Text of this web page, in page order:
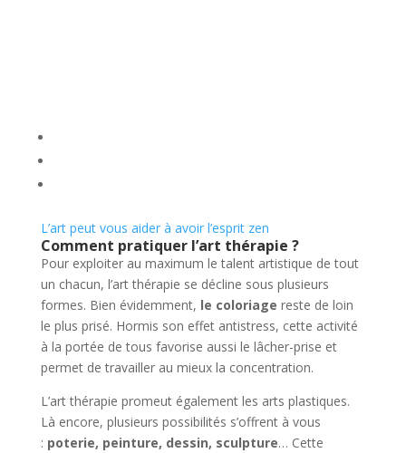
L’art peut vous aider à avoir l’esprit zen
Comment pratiquer l’art thérapie ?
Pour exploiter au maximum le talent artistique de tout
un chacun, l’art thérapie se décline sous plusieurs
formes. Bien évidemment, le coloriage reste de loin
le plus prisé. Hormis son effet antistress, cette activité
à la portée de tous favorise aussi le lâcher-prise et
permet de travailler au mieux la concentration.
L’art thérapie promeut également les arts plastiques.
Là encore, plusieurs possibilités s’offrent à vous
: poterie, peinture, dessin, sculpture… Cette